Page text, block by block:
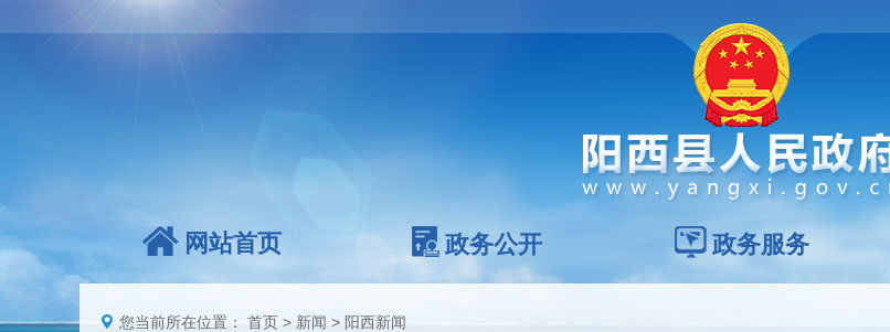
网站首页 政务公开 政务服务
您当前所在位置： 首页 > 新闻 > 阳西新闻